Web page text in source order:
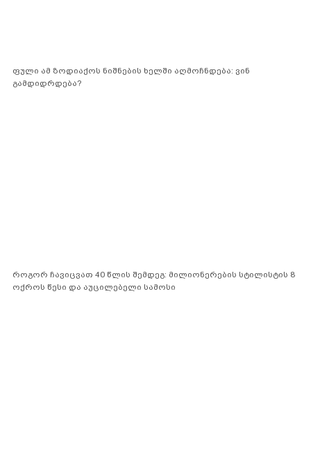
ფული ამ ზოდიაქოს ნიშნების ხელში აღმოჩნდება: ვინ
გამდიდრდება?
როგორ ჩავიცვათ 40 წლის შემდეგ: მილიონერების სტილისტის 8
ოქროს წესი და აუცილებელი სამოსი